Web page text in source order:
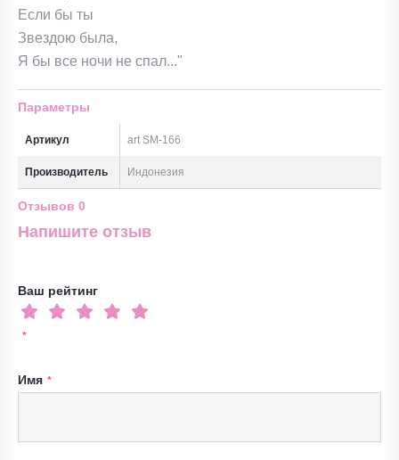
Если бы ты
Звездою была,
Я бы все ночи не спал..."
Параметры
Артикул art SM-166
Производитель Индонезия
Отзывов 0
Напишите отзыв
Ваш рейтинг
Имя